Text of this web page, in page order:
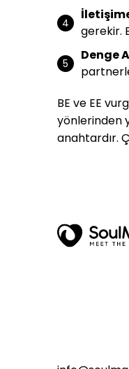
gerekir.
Denge
BE ve EE
yönlerinden
anahtardır.